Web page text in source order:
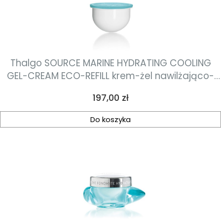
Thalgo SOURCE MARINE HYDRATING COOLING
GEL-CREAM ECO-REFILL krem-żel nawilżająco-
Cena
197,00 zł
Do koszyka